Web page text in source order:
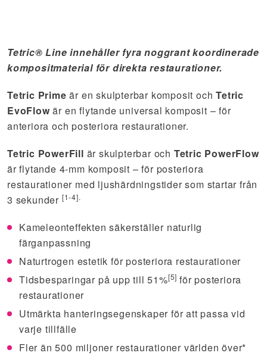
Tetric® Line innehåller fyra noggrant koordinerade
kompositmaterial för direkta restaurationer.
Tetric Prime är en skulpterbar komposit ochTetric
EvoFlow är en flytande universal komposit – för
anteriora och posteriora restaurationer.
Tetric PowerFill är skulpterbar och Tetric PowerFlow
är flytande 4-mm komposit – för posteriora
restaurationer med ljushärdningstider som startar från
3 sekunder [1-4].
Kameleonteffekten säkerställer naturlig
färganpassning
Naturtrogen estetik för posteriora restaurationer
Tidsbesparingar på upp till 51%[5]för posteriora
restaurationer
Utmärkta hanteringsegenskaper för att passa vid
varje tillfälle
Fler än 500 miljoner restaurationer världen över*